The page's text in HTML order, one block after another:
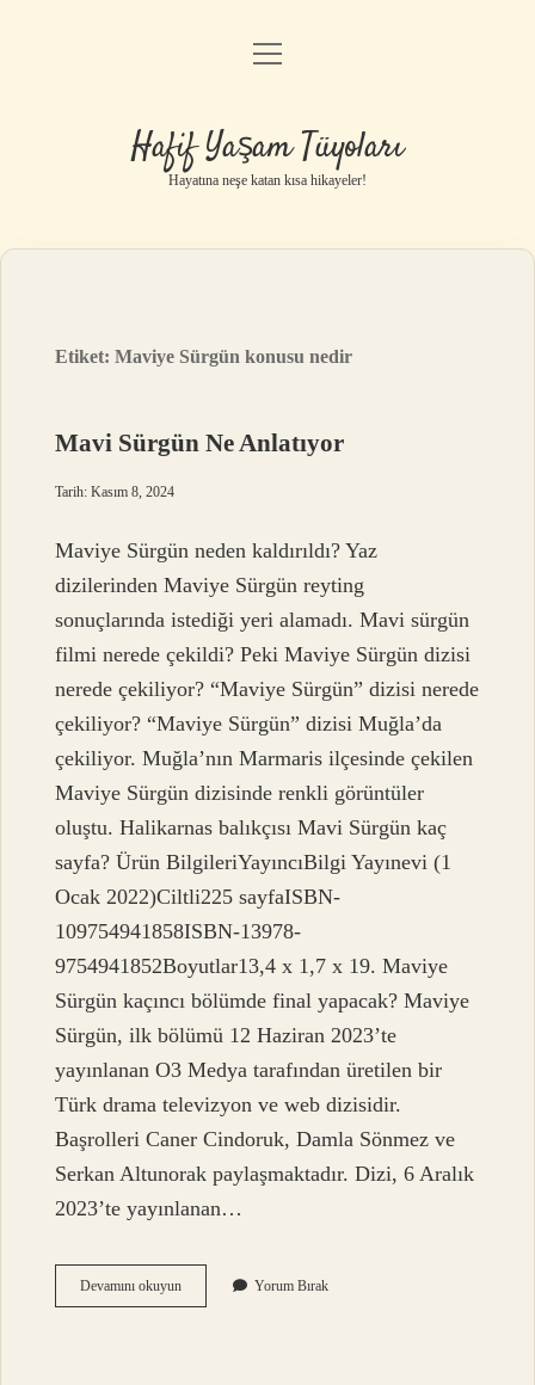
Anasayfa
Yasal Uyarı
menüyü
Hafif Yaşam Tüyoları
Hayatına neşe katan kısa hikayeler!
Etiket:Maviye Sürgün konusu nedir
Mavi Sürgün Ne Anlatıyor
Tarih: Kasım 8, 2024
Maviye Sürgün neden kaldırıldı? Yaz
dizilerinden Maviye Sürgün reyting
sonuçlarında istediği yeri alamadı. Mavi sürgün
filmi nerede çekildi? Peki Maviye Sürgün dizisi
nerede çekiliyor? “Maviye Sürgün” dizisi nerede
çekiliyor? “Maviye Sürgün” dizisi Muğla’da
çekiliyor. Muğla’nın Marmaris ilçesinde çekilen
Maviye Sürgün dizisinde renkli görüntüler
oluştu. Halikarnas balıkçısı Mavi Sürgün kaç
sayfa? Ürün BilgileriYayıncı‎Bilgi Yayınevi (1
Ocak 2022)Ciltli‎225 sayfaISBN-
10‎9754941858ISBN-13‎978-
9754941852Boyutlar‎13,4 x 1,7 x 19. Maviye
Sürgün kaçıncı bölümde final yapacak? Maviye
Sürgün, ilk bölümü 12 Haziran 2023’te
yayınlanan O3 Medya tarafından üretilen bir
Türk drama televizyon ve web dizisidir.
Başrolleri Caner Cindoruk, Damla Sönmez ve
Serkan Altunorak paylaşmaktadır. Dizi, 6 Aralık
2023’te yayınlanan…
Devamını okuyunMavi
Sürgün
Yorum Bırak